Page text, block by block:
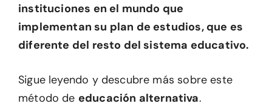
instituciones en el mundo que
implementan su plan de estudios, que es
diferente del resto del sistema educativo.
Sigue leyendo y descubre más sobre este
método de educación alternativa.